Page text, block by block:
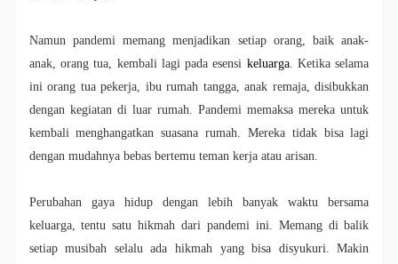
Namun pandemi memang menjadikan setiap orang, baik anak-
anak, orang tua, kembali lagi pada esensi keluarga. Ketika selama
ini orang tua pekerja, ibu rumah tangga, anak remaja, disibukkan
dengan kegiatan di luar rumah. Pandemi memaksa mereka untuk
kembali menghangatkan suasana rumah. Mereka tidak bisa lagi
dengan mudahnya bebas bertemu teman kerja atau arisan.
Perubahan gaya hidup dengan lebih banyak waktu bersama
keluarga, tentu satu hikmah dari pandemi ini. Memang di balik
setiap musibah selalu ada hikmah yang bisa disyukuri. Makin